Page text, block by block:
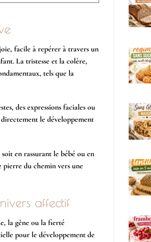
facile à repérer à travers un
La tristesse et la colère,
tels que la
des expressions faciales ou
directement le développement
en rassurant le bébé ou en
pierre du chemin vers une
affectif
la gêne ou la fierté
pour le développement de